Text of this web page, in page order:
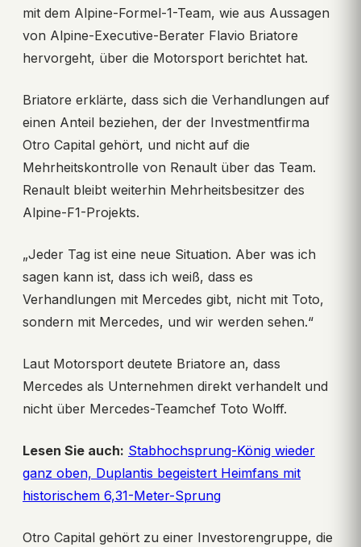
mit dem Alpine-Formel-1-Team, wie aus Aussagen
von Alpine-Executive-Berater Flavio Briatore
hervorgeht, über die Motorsport berichtet hat.
Briatore erklärte, dass sich die Verhandlungen auf
einen Anteil beziehen, der der Investmentfirma
Otro Capital gehört, und nicht auf die
Mehrheitskontrolle von Renault über das Team.
Renault bleibt weiterhin Mehrheitsbesitzer des
Alpine-F1-Projekts.
„Jeder Tag ist eine neue Situation. Aber was ich
sagen kann ist, dass ich weiß, dass es
Verhandlungen mit Mercedes gibt, nicht mit Toto,
sondern mit Mercedes, und wir werden sehen.“
Laut Motorsport deutete Briatore an, dass
Mercedes als Unternehmen direkt verhandelt und
nicht über Mercedes-Teamchef Toto Wolff.
Lesen Sie auch: Stabhochsprung-König wieder
ganz oben, Duplantis begeistert Heimfans mit
historischem 6,31-Meter-Sprung
Otro Capital gehört zu einer Investorengruppe, die